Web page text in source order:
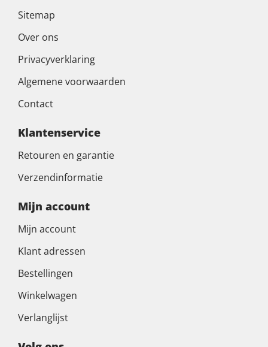
Sitemap
Over ons
Privacyverklaring
Algemene voorwaarden
Contact
Klantenservice
Retouren en garantie
Verzendinformatie
Mijn account
Mijn account
Klant adressen
Bestellingen
Winkelwagen
Verlanglijst